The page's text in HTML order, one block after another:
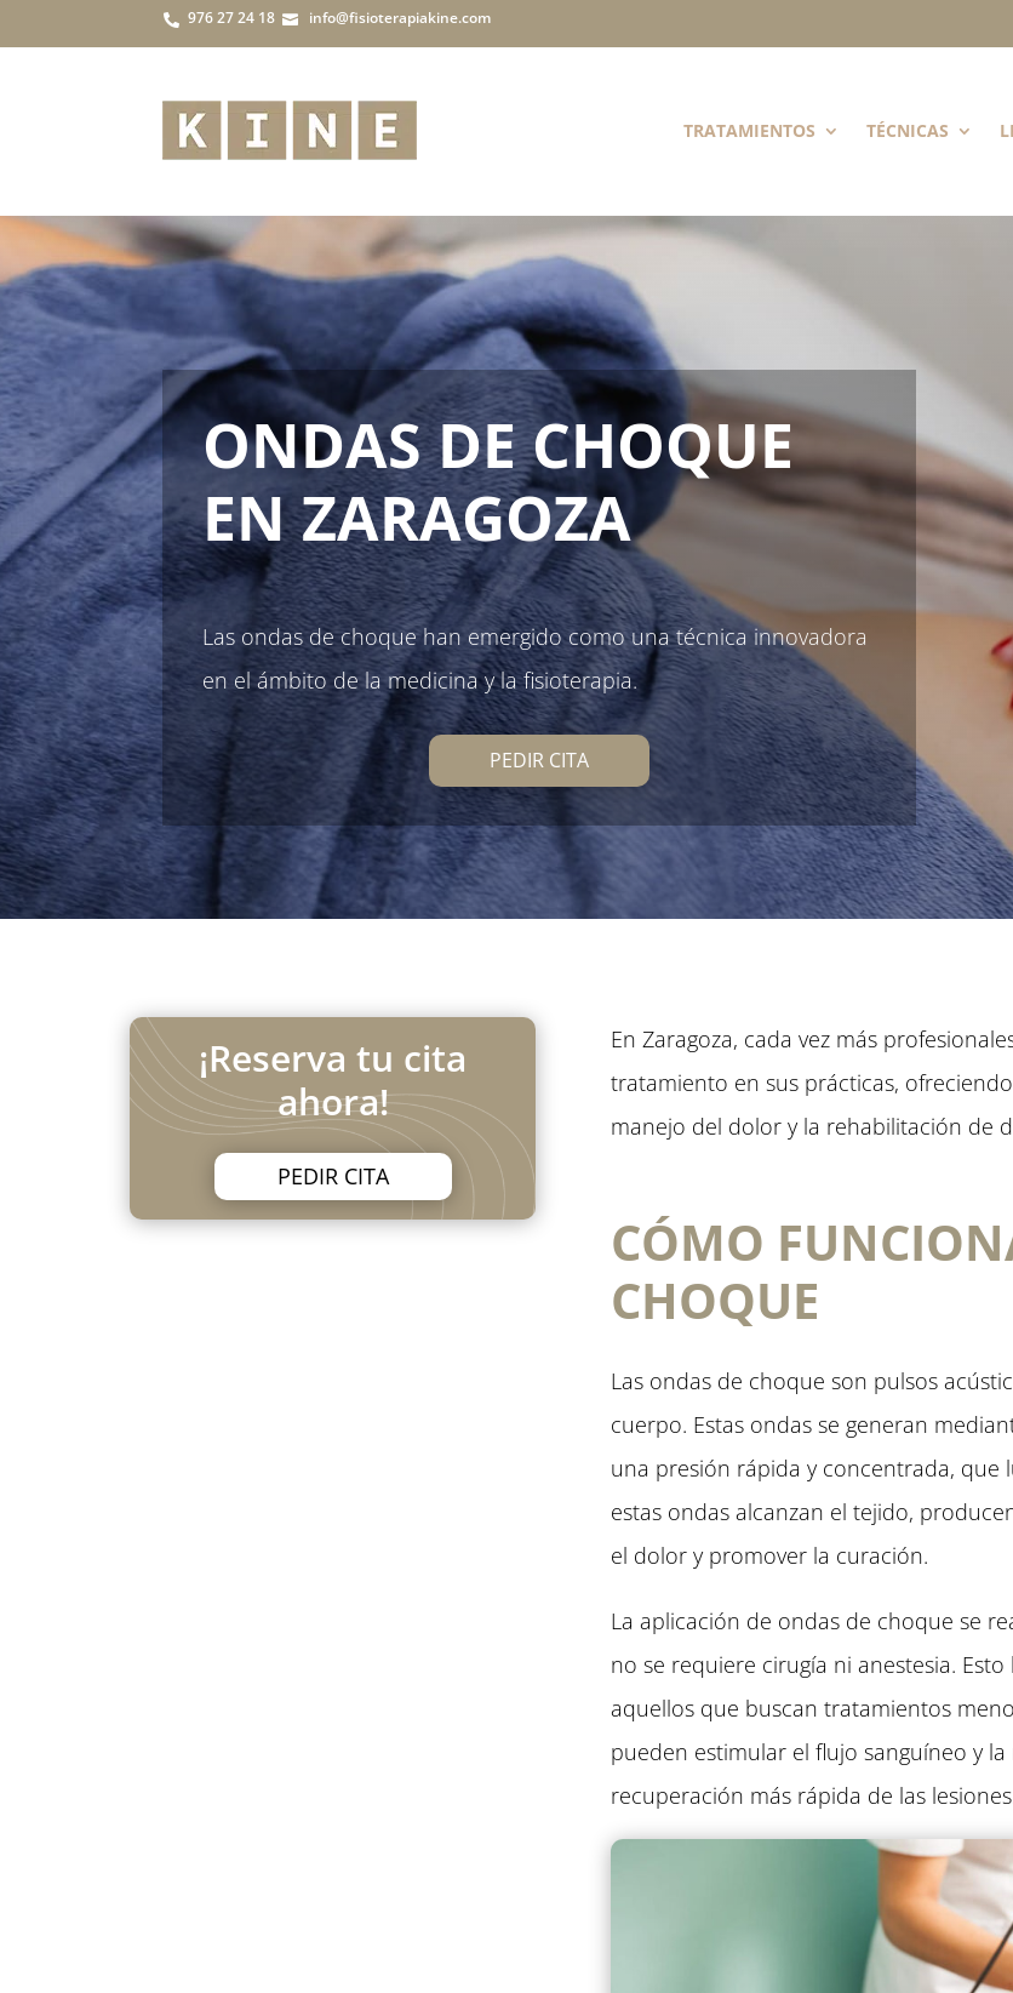
 976 27 24 18  info@fisioterapiakine.com
TRATAMIENTOS TÉCNICAS
ONDAS DE CHOQUE
EN ZARAGOZA
Las ondas de choque han emergido como una técnica innovadora
en el ámbito de la medicina y la fisioterapia.
PEDIR CITA
¡Reserva tu cita
ahora!
PEDIR CITA
En Zaragoza, cada vez más
tratamiento en sus prácticas,
manejo del dolor y la rehabilitación de
CÓMO
CHOQUE
Las ondas de choque son pulsos
cuerpo. Estas ondas se generan
una presión rápida y concentrada, que
estas ondas alcanzan el tejido,
el dolor y promover la curación.
La aplicación de ondas de choque se
no se requiere cirugía ni anestesia.
aquellos que buscan tratamientos
pueden estimular el flujo sanguíneo y
recuperación más rápida de las